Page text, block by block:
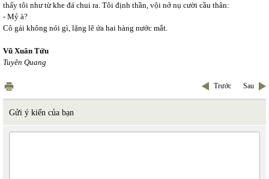
thấy tôi như từ khe đá chui ra. Tôi định thần, vội nở nụ cười cầu thân:
- Mỷ à?
Cô gái không nói gì, lặng lẽ ứa hai hàng nước mắt.
Vũ Xuân Tửu
Tuyên Quang
Trước Sau
Gửi ý kiến của bạn